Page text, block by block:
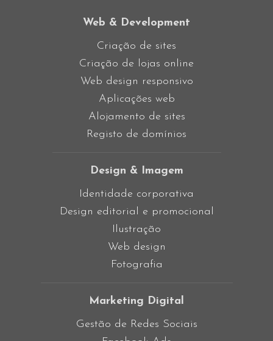
Web & Development
Criação de sites
Criação de lojas online
Web design responsivo
Aplicações web
Alojamento de sites
Registo de domínios
Design & Imagem
Identidade corporativa
Design editorial e promocional
Ilustração
Web design
Fotografia
Marketing Digital
Gestão de Redes Sociais